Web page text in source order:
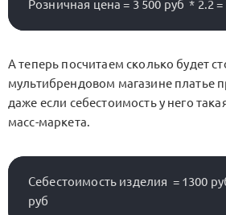
А теперь посчитаем сколько будет
мультибрендовом магазине платье
даже если себестоимость у него
масс-маркета.
Себестоимость изделия  = 1300